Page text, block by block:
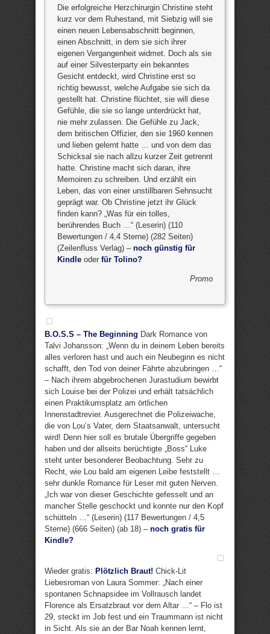
Die erfolgreiche Herzchirurgin Christine steht
kurz vor dem Ruhestand, mit Siebzig will sie
einen neuen Lebensabschnitt beginnen,
einen Abschnitt, in dem sie sich ihrer
eigenen Vergangenheit widmet. Doch als sie
auf einer Silvesterparty ein bekanntes
Gesicht entdeckt, wird Christine erst so
richtig bewusst, welche Aufgabe sie sich da
gestellt hat. Christine flüchtet, sie will diese
Gefühle, die sie so lange unterdrückt hat,
nie mehr zulassen. Die Gefühle zu Jack,
dem britischen Offizier, den sie 1960 kennen
und lieben gelernt hatte … und von dem das
Schicksal sie nach allzu kurzer Zeit getrennt
hatte. Christine macht sich daran, ihre
Memoiren zu schreiben. Und erzählt ein
Leben, das von einer unstillbaren Sehnsucht
geprägt war. Ob Christine jetzt ihr Glück
finden kann? „Was für ein tolles,
berührendes Buch …“ (Leserin) (110
Bewertungen / 4,4 Sterne) (282 Seiten)
(Zeilenfluss Verlag) – noch günstig für
Kindle oder für Tolino?
Promo
B.O.S.S – The Beginning Dark Romance von
Talvi Johansson: „Wenn du in deinem Leben bereits
alles verloren hast und auch ein Neubeginn es nicht
schafft, den Tod von deiner Fährte abzubringen …“
– Nach ihrem abgebrochenen Jurastudium bewirbt
sich Louise bei der Polizei und erhält tatsächlich
einen Praktikumsplatz am örtlichen
Innenstadtrevier. Ausgerechnet die Polizeiwache,
die von Lou’s Vater, dem Staatsanwalt, untersucht
wird! Denn hier soll es brutale Übergriffe gegeben
haben und der allseits berüchtigte „Boss“ Luke
steht unter besonderer Beobachtung. Sehr zu
Recht, wie Lou bald am eigenen Leibe feststellt …
sehr dunkle Romance für Leser mit guten Nerven.
„Ich war von dieser Geschichte gefesselt und an
mancher Stelle geschockt und konnte nur den Kopf
schütteln …“ (Leserin) (117 Bewertungen / 4,5
Sterne) (666 Seiten) (ab 18) – noch gratis für
Kindle?
Wieder gratis: Plötzlich Braut! Chick-Lit
Liebesroman von Laura Sommer: „Nach einer
spontanen Schnapsidee im Vollrausch landet
Florence als Ersatzbraut vor dem Altar …“ – Flo ist
29, steckt im Job fest und ein Traummann ist nicht
in Sicht. Als sie an der Bar Noah kennen lernt,